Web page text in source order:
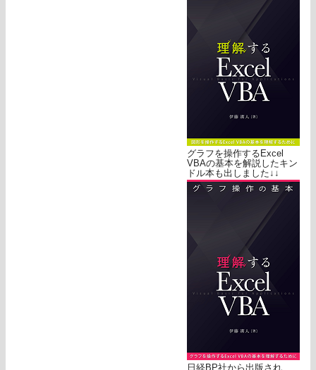
グラフを操作するExcel
VBAの基本を解説したキン
ドル本も出しました↓↓
日経BP社から出版され